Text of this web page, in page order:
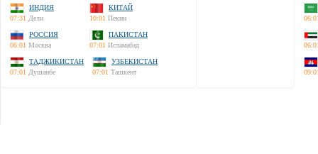
ИНДИЯ
07:31 Дели
КИТАЙ
10:01 Пекин
РОССИЯ
06:01 Москва
ПАКИСТАН
07:01 Исламабад
ТАДЖИКИСТАН
07:01 Душанбе
УЗБЕКИСТАН
07:01 Ташкент